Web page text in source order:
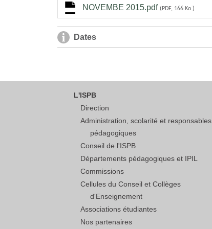
NOVEMBE 2015.pdf (PDF, 166 Ko )
Dates
L'ISPB
Direction
Administration, scolarité et responsables
pédagogiques
Conseil de l'ISPB
Départements pédagogiques et IPIL
Commissions
Cellules du Conseil et Collèges
d'Enseignement
Associations étudiantes
Nos partenaires